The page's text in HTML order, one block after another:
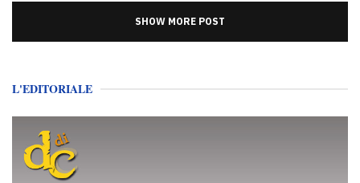
SHOW MORE POST
L'EDITORIALE